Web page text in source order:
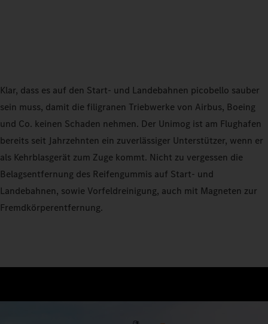
Klar, dass es auf den Start- und Landebahnen picobello sauber
sein muss, damit die filigranen Triebwerke von Airbus, Boeing
und Co. keinen Schaden nehmen. Der Unimog ist am Flughafen
bereits seit Jahrzehnten ein zuverlässiger Unterstützer, wenn er
als Kehrblasgerät zum Zuge kommt. Nicht zu vergessen die
Belagsentfernung des Reifengummis auf Start- und
Landebahnen, sowie Vorfeldreinigung, auch mit Magneten zur
Fremdkörperentfernung.